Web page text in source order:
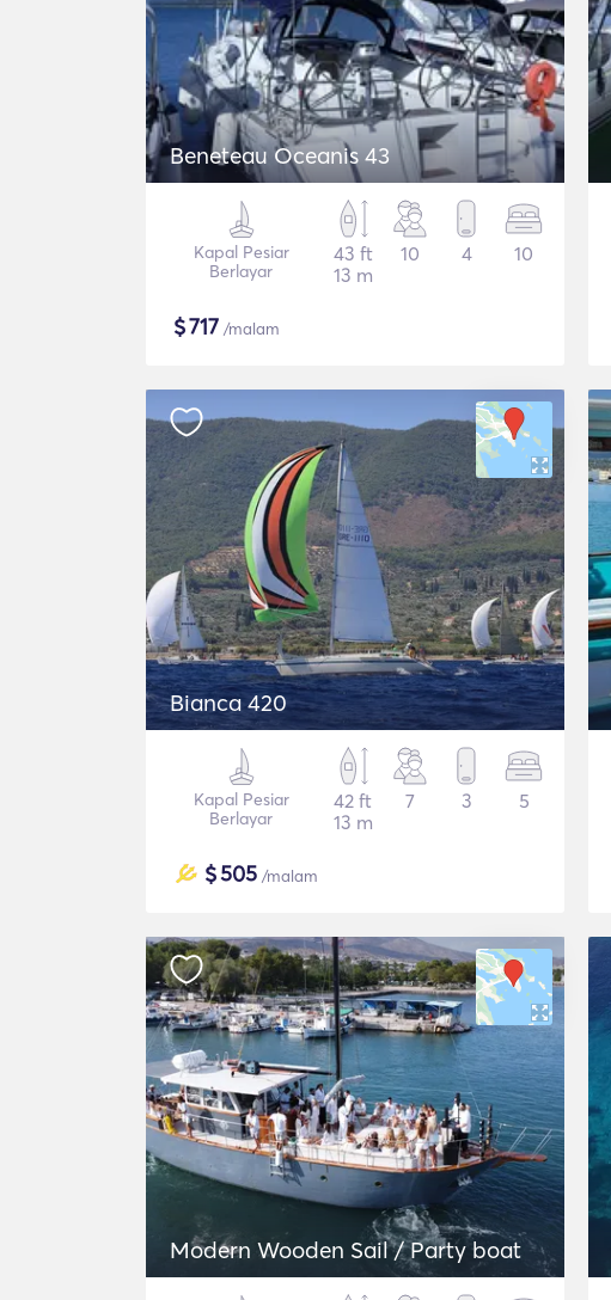
Beneteau Oceanis 43
Kapal Pesiar
Berlayar
43 ft
13 m
10 4 10
$717 /malam
Bianca 420
Kapal Pesiar
Berlayar
42 ft
13 m
7 3 5
$505 /malam
Modern Wooden Sail / Party boat